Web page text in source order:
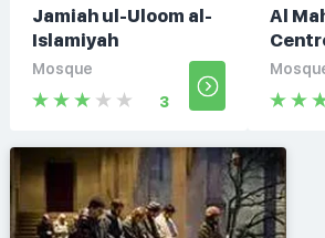
Jamiah ul-Uloom al-
Islamiyah
Mosque
3
Al